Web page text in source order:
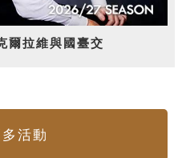
爾拉維與國臺交
活動